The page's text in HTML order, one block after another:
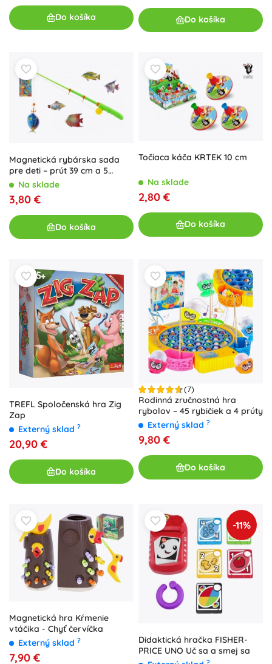
Do košíka Do košíka
Magnetická rybárska sada
pre deti – prút 39 cm a 5
rybičiek
Na sklade
3,80 €
Do košíka
Točiaca káča KRTEK 10 cm
Na sklade
2,80 €
Do košíka
TREFL Spoločenská hra Zig
Zap
Externý sklad ?
20,90 €
Do košíka
(7)
Rodinná zručnostná hra
rybolov – 45 rybičiek a 4 prúty
Externý sklad ?
9,80 €
Do košíka
Magnetická hra Kŕmenie
vtáčika - Chyť červíčka
Externý sklad ?
7,90 €
-11%
Didaktická hračka FISHER-
PRICE UNO Uč sa a smej sa
?